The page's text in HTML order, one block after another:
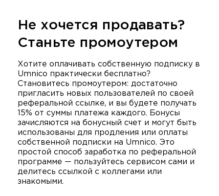
Не хочется продавать?
Станьте промоутером
Хотите оплачивать собственную подписку в
Umnico практически бесплатно?
Становитесь промоутером: достаточно
пригласить новых пользователей по своей
реферальной ссылке, и вы будете получать
15% от суммы платежа каждого. Бонусы
зачисляются на бонусный счет и могут быть
использованы для продления или оплаты
собственной подписки на Umnico. Это
простой способ заработка по реферальной
программе — пользуйтесь сервисом сами и
делитесь ссылкой с коллегами или
знакомыми.